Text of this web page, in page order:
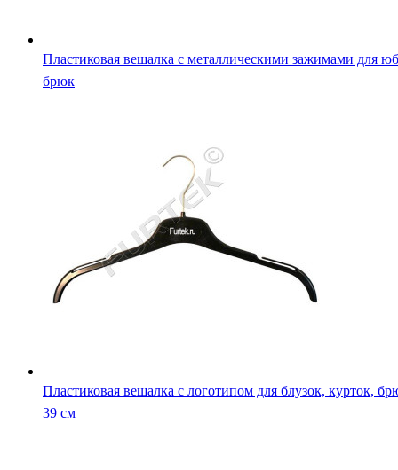
Пластиковая вешалка с металлическими зажимами для
брюк
Пластиковая вешалка с логотипом для блузок, курток,
39 см